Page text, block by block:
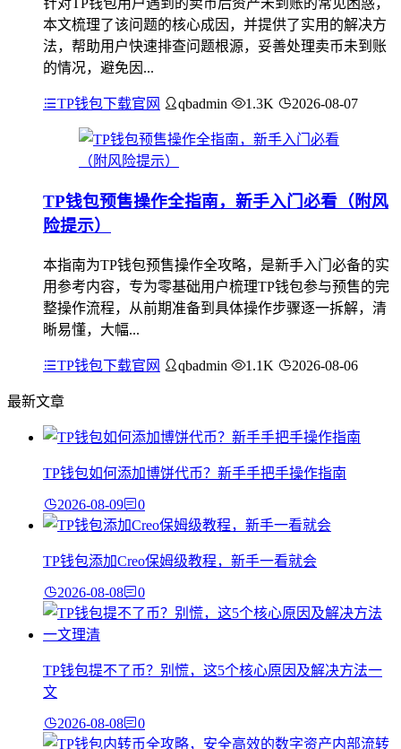
针对TP钱包用户遇到的卖币后资产未到账的常见困惑，
本文梳理了该问题的核心成因，并提供了实用的解决方
法，帮助用户快速排查问题根源，妥善处理卖币未到账
的情况，避免因...
TP钱包下载官网 qbadmin 1.3K 2026-08-07
TP钱包预售操作全指南，新手入门必看（附风
险提示）
本指南为TP钱包预售操作全攻略，是新手入门必备的实
用参考内容，专为零基础用户梳理TP钱包参与预售的完
整操作流程，从前期准备到具体操作步骤逐一拆解，清
晰易懂，大幅...
TP钱包下载官网 qbadmin 1.1K 2026-08-06
最新文章
TP钱包如何添加博饼代币？新手手把手操作指南
2026-08-09 0
TP钱包添加Creo保姆级教程，新手一看就会
2026-08-08 0
TP钱包提不了币？别慌，这5个核心原因及解决方法一
文
2026-08-08 0